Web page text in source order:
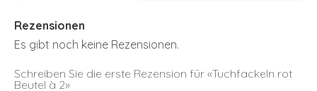
Rezensionen
Es gibt noch keine Rezensionen.
Schreiben Sie die erste Rezension für «Tuchfackeln rot
Beutel à 2»